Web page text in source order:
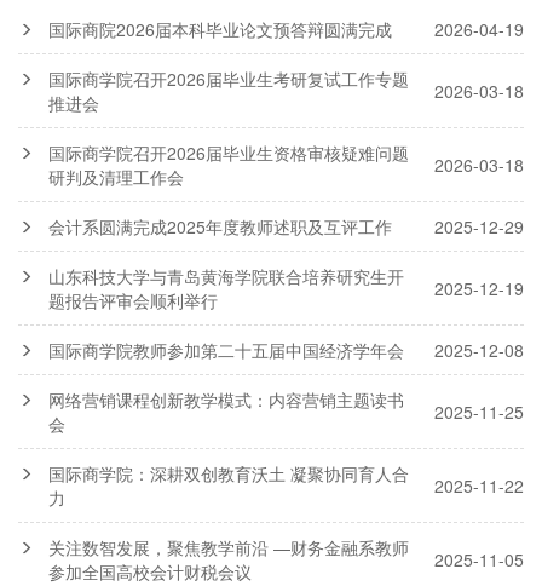
国际商院2026届本科毕业论文预答辩圆满完成
2026-04-19
国际商学院召开2026届毕业生考研复试工作专题
推进会
2026-03-18
国际商学院召开2026届毕业生资格审核疑难问题
研判及清理工作会
2026-03-18
会计系圆满完成2025年度教师述职及互评工作 2025-12-29
山东科技大学与青岛黄海学院联合培养研究生开
题报告评审会顺利举行
2025-12-19
国际商学院教师参加第二十五届中国经济学年会 2025-12-08
网络营销课程创新教学模式：内容营销主题读书
会
2025-11-25
国际商学院：深耕双创教育沃土 凝聚协同育人合
力
2025-11-22
关注数智发展，聚焦教学前沿 —财务金融系教师
参加全国高校会计财税会议
2025-11-05